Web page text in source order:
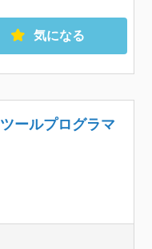
気になる
ールプログラマ